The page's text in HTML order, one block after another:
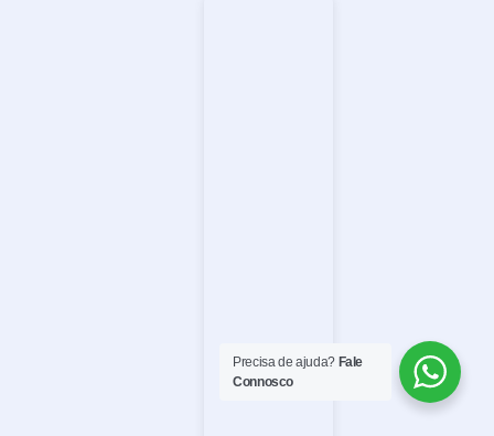
Precisa de ajuda? Fale
Connosco